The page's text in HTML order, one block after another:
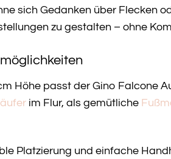
sich Gedanken über Flecken
zu gestalten – ohne
Höhe passt der Gino Falcone
im Flur, als gemütliche
Platzierung und einfache